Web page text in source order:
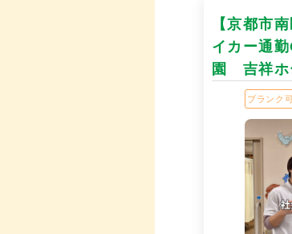
【京都市
イカー通
園 吉祥ホ
ブランク